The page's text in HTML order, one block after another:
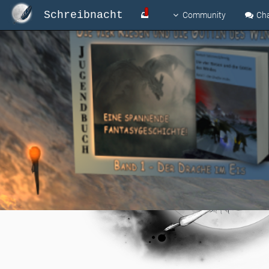
Schreibnacht Community